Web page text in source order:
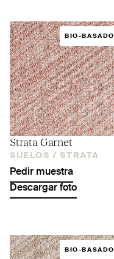
BIO-BASADO
Strata Garnet
SUELOS / STRATA
Pedir muestra
Descargar foto
BIO-BASADO